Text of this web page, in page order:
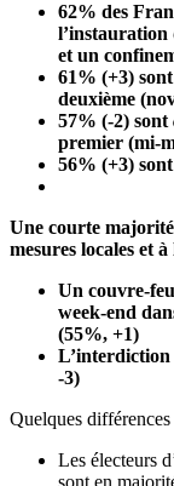
62% des
l’instauration
et un
61% (+3) sont
deuxième
57% (-2) sont
premier (mi-
56% (+3) sont
Une courte
mesures locales et
Un couvre-
week-end
(55%, +1)
L’interdiction
-3)
Quelques
Les électeurs